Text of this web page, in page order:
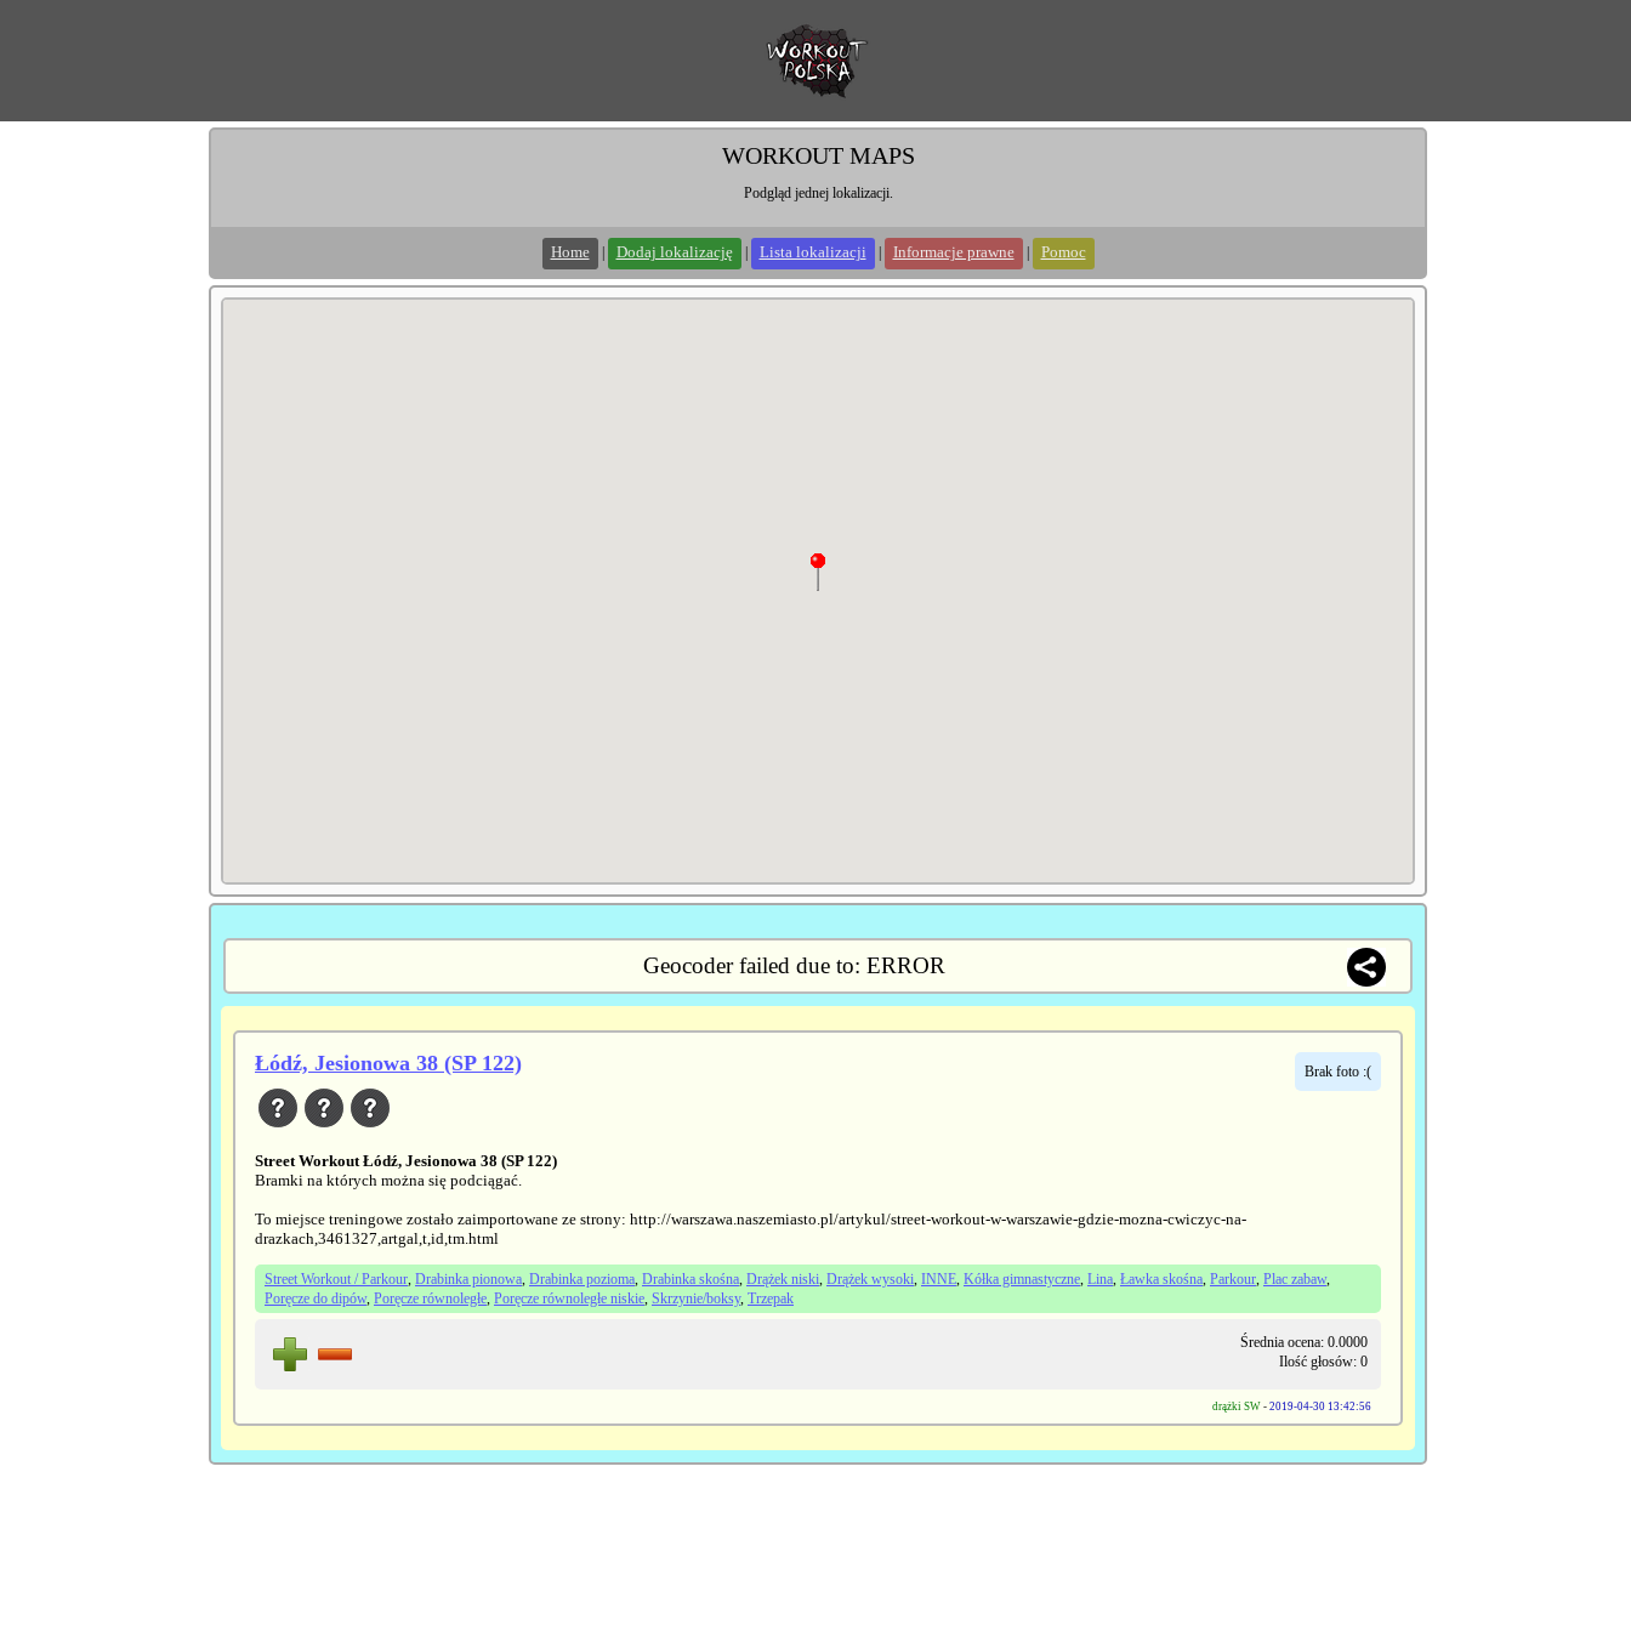
WORKOUT MAPS
Podgląd jednej lokalizacji.
Home Dodaj lokalizację Lista lokalizacji Informacje prawne Pomoc
Geocoder failed due to: ERROR
Brak foto :(
Łódź, Jesionowa 38 (SP 122)
Street Workout Łódź, Jesionowa 38 (SP 122)
Bramki na których można się podciągać.
To miejsce treningowe zostało zaimportowane ze strony: http://warszawa.naszemiasto.pl/artykul/street-workout-w-warszawie-gdzie-mozna-cwiczyc-na-
drazkach,3461327,artgal,t,id,tm.html
Street Workout / Parkour, Drabinka pionowa, Drabinka pozioma, Drabinka skośna, Drążek niski, Drążek wysoki, INNE, Kółka gimnastyczne, Lina, Ławka skośna, Parkour, Plac zabaw,
Poręcze do dipów, Poręcze równoległe, Poręcze równoległe niskie, Skrzynie/boksy, Trzepak
Średnia ocena: 0.0000
Ilość głosów: 0
drążki SW - 2019-04-30 13:42:56